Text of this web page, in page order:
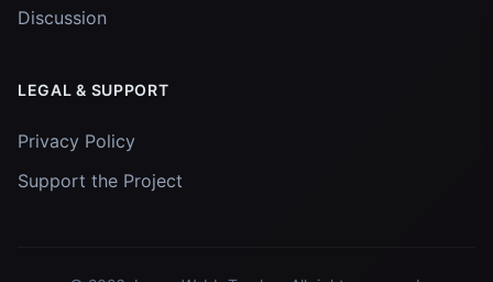
Discussion
LEGAL & SUPPORT
Privacy Policy
Support the Project